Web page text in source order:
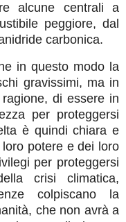
alcune centrali a
peggiore, dal
carbonica.
in questo modo la
gravissimi, ma in
di essere in
per proteggersi
è quindi chiara e
potere e dei loro
per proteggersi
crisi climatica,
colpiscano la
che non avrà a